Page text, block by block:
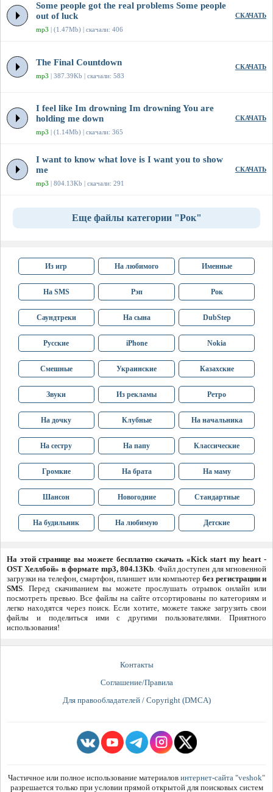
Some people got the real problems Some people
out of luck
mp3 | (1.47Mb) | скачали: 406
СКАЧАТЬ
The Final Countdown
mp3 | 387.39Kb | скачали: 583
СКАЧАТЬ
I feel like Im drowning Im drowning You are
holding me down
mp3 | (1.14Mb) | скачали: 365
СКАЧАТЬ
I want to know what love is I want you to show
me
mp3 | 804.13Kb | скачали: 291
СКАЧАТЬ
Еще файлы категории "Рок"
Из игр На любимого Именные
На SMS Рэп Рок
Саундтреки На сына DubStep
Русские iPhone Nokia
Смешные Украинские Казахские
Звуки Из рекламы Ретро
На дочку Клубные На начальника
На сестру На папу Классические
Громкие На брата На маму
Шансон Новогодние Стандартные
На будильник На любимую Детские
На этой странице вы можете бесплатно скачать «Kick start my heart -
OST Хеллбой» в формате mp3, 804.13Kb. Файл доступен для мгновенной
загрузки на телефон, смартфон, планшет или компьютербез регистрации и
SMS. Перед скачиванием вы можете прослушать отрывок онлайн или
посмотреть превью. Все файлы на сайте отсортированы по категориям и
легко находятся через поиск. Если хотите, можете также загрузить свои
файлы и поделиться ими с другими пользователями. Приятного
использования!
Контакты
Соглашение/Правила
Для правообладателей / Copyright (DMCA)
Частичное или полное использование материалов интернет-сайта "veshok"
разрешается только при условии прямой открытой для поисковых систем